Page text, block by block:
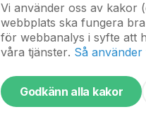
Vi använder oss av kakor
webbplats ska fungera
för webbanalys i syfte att
våra tjänster. Så använder
Godkänn alla kakor